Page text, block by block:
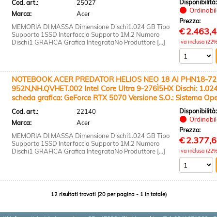
Cod. art.:
25027
Marca:
Acer
MEMORIA DI MASSA Dimensione Dischi1.024 GB Tipo
Supporto 1SSD Interfaccia Supporto 1M.2 Numero
Dischi1 GRAFICA Grafica IntegrataNo Produttore [...]
Prezzo:
€
Iva inclusa
NOTEBOOK ACER PREDATOR HELIOS NEO 18 AI PHN18-
952N,NH.QVHET.002 Intel Core Ultra 9-276Ì5HX Dischi:
scheda grafica: GeForce RTX 5070 Versione S.O.: Sistema
Cod. art.:
22140
Marca:
Acer
MEMORIA DI MASSA Dimensione Dischi1.024 GB Tipo
Supporto 1SSD Interfaccia Supporto 1M.2 Numero
Dischi1 GRAFICA Grafica IntegrataNo Produttore [...]
Prezzo:
€
Iva inclusa
12 risultati trovati (20 per pagina - 1 in totale)